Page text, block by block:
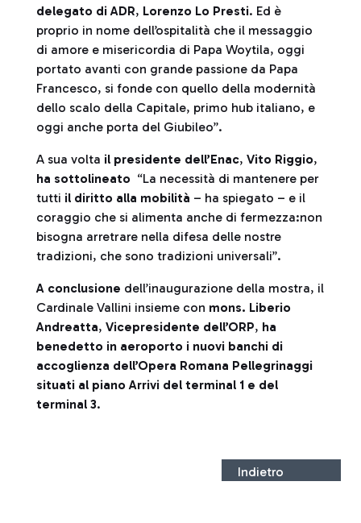
delegato di ADR, Lorenzo Lo Presti. Ed è
proprio in nome dell’ospitalità che il messaggio
di amore e misericordia di Papa Woytila, oggi
portato avanti con grande passione da Papa
Francesco, si fonde con quello della modernità
dello scalo della Capitale, primo hub italiano, e
oggi anche porta del Giubileo”.
A sua volta il presidente dell’Enac, Vito Riggio,
ha sottolineato “La necessità di mantenere per
tutti il diritto alla mobilità – ha spiegato – e il
coraggio che si alimenta anche di fermezza:non
bisogna arretrare nella difesa delle nostre
tradizioni, che sono tradizioni universali”.
A conclusione dell’inaugurazione della mostra, il
Cardinale Vallini insieme con mons. Liberio
Andreatta, Vicepresidente dell’ORP, ha
benedetto in aeroporto i nuovi banchi di
accoglienza dell’Opera Romana Pellegrinaggi
situati al piano Arrivi del terminal 1 e del
terminal 3.
Indietro